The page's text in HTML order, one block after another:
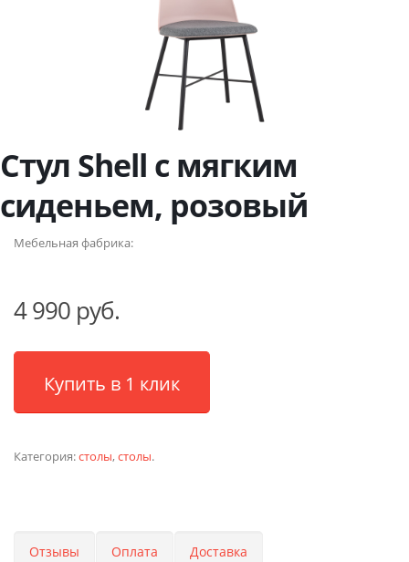
Стул Shell с мягким
сиденьем, розовый
Мебельная фабрика:
4 990 руб.
Купить в 1 клик
Категория:столы,столы.
Отзывы Оплата Доставка